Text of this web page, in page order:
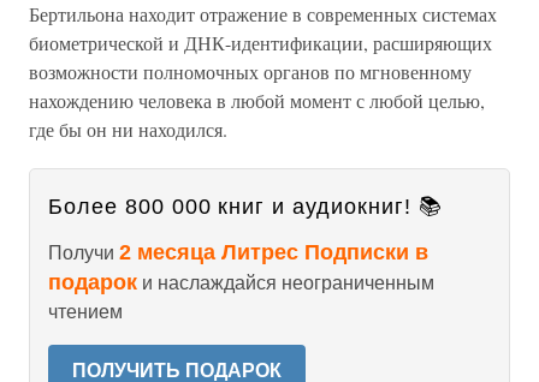
Бертильона находит отражение в современных системах
биометрической и ДНК-идентификации, расширяющих
возможности полномочных органов по мгновенному
нахождению человека в любой момент с любой целью,
где бы он ни находился.
Более 800 000 книг и аудиокниг! 📚
Получи 2 месяца Литрес Подписки в
подарок и наслаждайся неограниченным
чтением
ПОЛУЧИТЬ ПОДАРОК